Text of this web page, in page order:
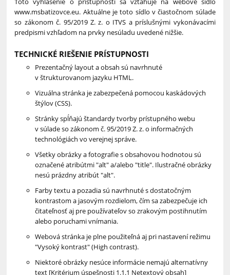
www.msbatizovce.eu. Aktuálne je toto sídlo v čiastočnom súlade
so zákonom č. 95/2019 Z. z. o ITVS a príslušnými vykonávacími
predpismi vzhľadom na prvky nesúladu uvedené nižšie.
TECHNICKÉ RIEŠENIE PRÍSTUPNOSTI
Prezentačný layout a obsah sú navrhnuté
v štrukturovanom jazyku HTML.
Vizuálna stránka je zabezpečená pomocou kaskádových
štýlov (CSS).
Stránky spĺňajú štandardy tvorby prístupného webu
v súladeso zákonom č. 95/2019 Z. z. o informačných
technológiách vo verejnej správe.
Všetky obrázky a fotografie s obsahovou hodnotou sú
označené atribútmi "alt" a/alebo "title". Ilustračné obrázky
nesú prázdny atribút "alt".
Farby textu a pozadia sú navrhnuté s dostatočným
kontrastom a jasovým rozdielom, čím sa zabezpečuje ich
čitateľnosť aj pre používateľov so zrakovým postihnutím
alebo poruchami vnímania.
Webová stránka je plne použiteľná aj pri nastavení režimu
"Vysoký kontrast" (High contrast).
Niektoré obrázky nesúce informácie nemajú alternatívny
text [Kritérium úspešnosti 1.1.1 Netextový obsah]